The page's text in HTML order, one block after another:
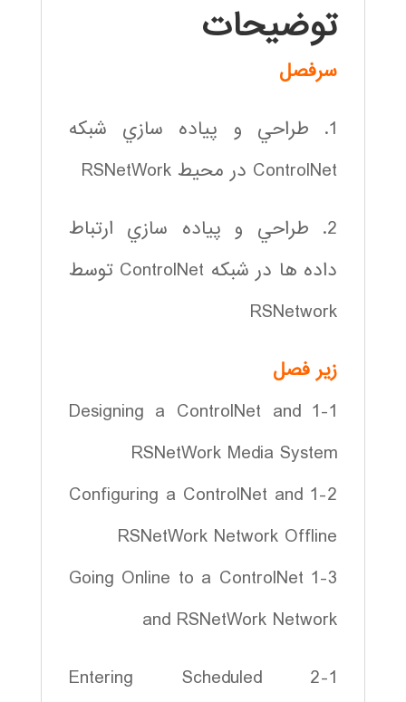
توضیحات
سرفصل
1. طراحي و پياده سازي شبكه
ControlNet در محيط RSNetWork
2. طراحي و پياده سازي ارتباط
داده ها در شبكه ControlNet توسط
RSNetwork
زير فصل
1-1 Designing a ControlNet and
RSNetWork Media System
1-2 Configuring a ControlNet and
RSNetWork Network Offline
1-3 Going Online to a ControlNet
and RSNetWork Network
2-1 Entering Scheduled